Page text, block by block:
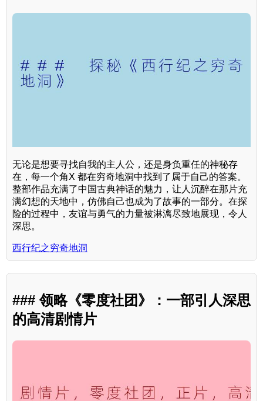
无论是想要寻找自我的主人公，还是身负重任的神秘存
在，每一个角X 都在穷奇地洞中找到了属于自己的答案。
整部作品充满了中国古典神话的魅力，让人沉醉在那片充
满幻想的天地中，仿佛自己也成为了故事的一部分。在探
险的过程中，友谊与勇气的力量被淋漓尽致地展现，令人
深思。
西行纪之穷奇地洞
### 领略《零度社团》：一部引人深思
的高清剧情片